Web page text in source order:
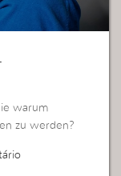
warum
zu werden?